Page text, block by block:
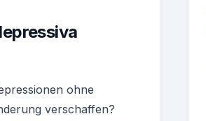
ohne
verschaffen?